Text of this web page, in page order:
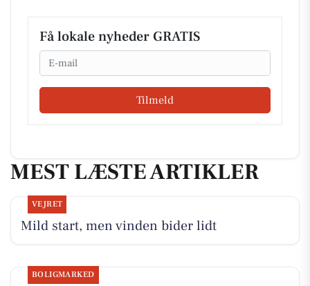
Få lokale nyheder GRATIS
Email
Tilmeld
MEST LÆSTE ARTIKLER
VEJRET
Mild start, men vinden bider lidt
BOLIGMARKED